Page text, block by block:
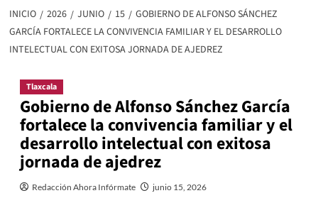
INICIO 2026 JUNIO 15
GOBIERNO DE ALFONSO SÁNCHEZ
GARCÍA FORTALECE LA CONVIVENCIA FAMILIAR Y EL DESARROLLO
INTELECTUAL CON EXITOSA JORNADA DE AJEDREZ
Tlaxcala
Gobierno de Alfonso Sánchez García
fortalece la convivencia familiar y el
desarrollo intelectual con exitosa
jornada de ajedrez
Redacción Ahora Infórmate junio 15, 2026